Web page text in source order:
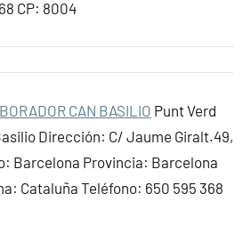
CP: 8004
CAN BASILIO Punt Verd
Dirección: C/ Jaume Giralt.49,
Barcelona Provincia: Barcelona
Cataluña Teléfono: 650 595 368